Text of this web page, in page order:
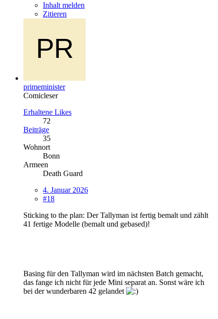
Inhalt melden
Zitieren
primeminister
Comicleser
Erhaltene Likes
72
Beiträge
35
Wohnort
Bonn
Armeen
Death Guard
4. Januar 2026
#18
Sticking to the plan: Der Tallyman ist fertig bemalt und zählt
41 fertige Modelle (bemalt und gebased)!
Basing für den Tallyman wird im nächsten Batch gemacht,
das fange ich nicht für jede Mini separat an. Sonst wäre ich
bei der wunderbaren 42 gelandet